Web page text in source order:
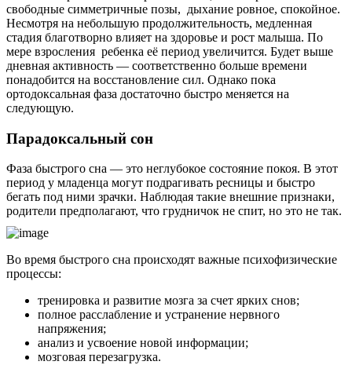
свободные симметричные позы, дыхание ровное, спокойное.
Несмотря на небольшую продолжительность, медленная
стадия благотворно влияет на здоровье и рост малыша. По
мере взросления ребенка её период увеличится. Будет выше
дневная активность — соответственно больше времени
понадобится на восстановление сил. Однако пока
ортодоксальная фаза достаточно быстро меняется на
следующую.
Парадоксальный сон
Фаза быстрого сна — это неглубокое состояние покоя. В этот
период у младенца могут подрагивать ресницы и быстро
бегать под ними зрачки. Наблюдая такие внешние признаки,
родители предполагают, что грудничок не спит, но это не так.
Во время быстрого сна происходят важные психофизические
процессы:
тренировка и развитие мозга за счет ярких снов;
полное расслабление и устранение нервного
напряжения;
анализ и усвоение новой информации;
мозговая перезагрузка.